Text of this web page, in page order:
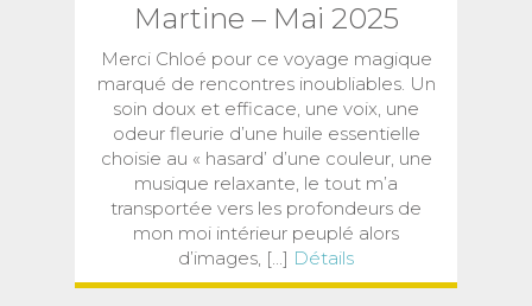
Martine – Mai 2025
Merci Chloé pour ce voyage magique
marqué de rencontres inoubliables. Un
soin doux et efficace, une voix, une
odeur fleurie d’une huile essentielle
choisie au « hasard’ d’une couleur, une
musique relaxante, le tout m’a
transportée vers les profondeurs de
mon moi intérieur peuplé alors
d’images, [...] Détails